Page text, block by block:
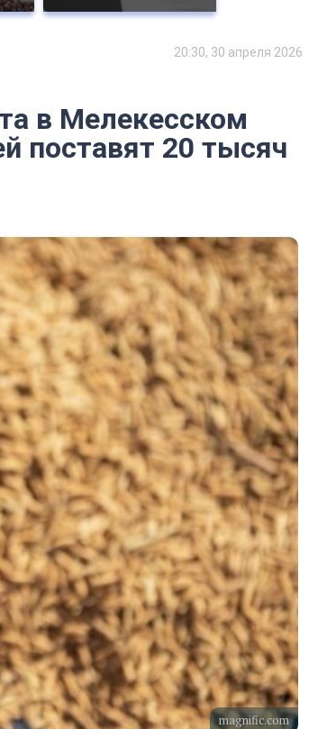
20:30, 30 апреля 2026
в Мелекесском
поставят 20 тысяч
magnific.com